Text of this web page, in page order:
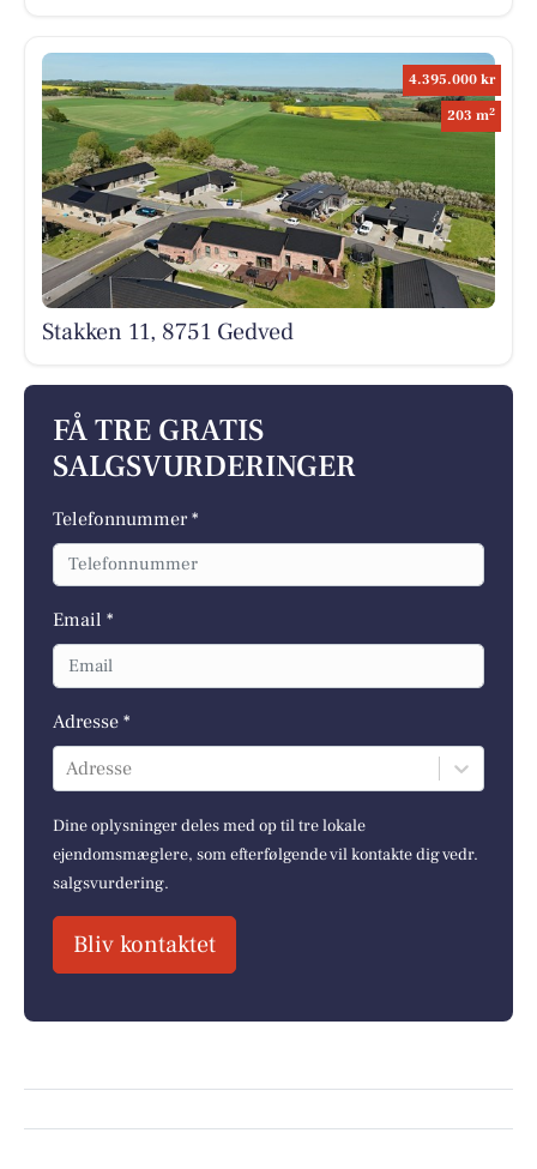
4.395.000 kr
203 m2
Stakken 11, 8751 Gedved
FÅ TRE GRATIS
SALGSVURDERINGER
Telefonnummer *
Email *
Adresse *
Adresse
Dine oplysninger deles med op til tre lokale
ejendomsmæglere, som efterfølgende vil kontakte dig vedr.
salgsvurdering.
Bliv kontaktet